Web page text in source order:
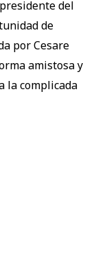
del
de
por Cesare
amistosa y
la complicada